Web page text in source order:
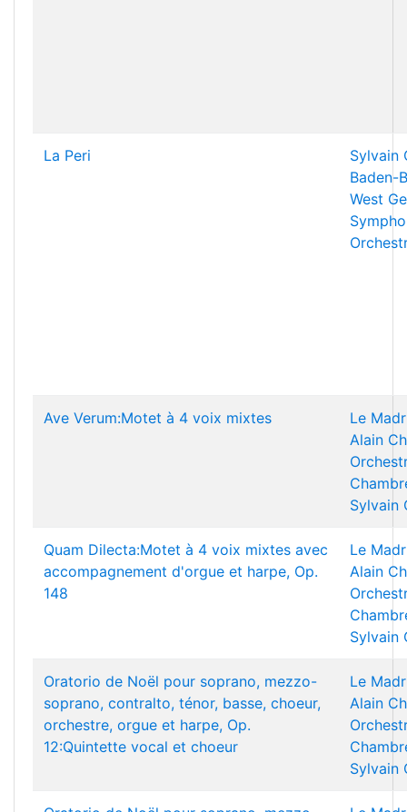
La Peri
Sylvain
Baden-
West
Ave Verum:Motet à 4 voix mixtes
Le
Alain
Sylvain
Quam Dilecta:Motet à 4 voix mixtes avec
accompagnement d'orgue et harpe, Op.
148
Le
Alain
Sylvain
Oratorio de Noël pour soprano, mezzo-
soprano, contralto, ténor, basse, choeur,
orchestre, orgue et harpe, Op.
12:Quintette vocal et choeur
Le
Alain
Sylvain